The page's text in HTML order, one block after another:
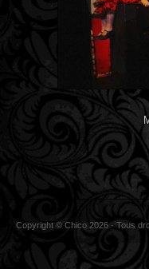
Copyright © Chico 2026 · Tous